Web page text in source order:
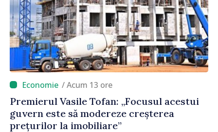
/ Acum 13 ore
Premierul Vasile Tofan: „Focusul acestui
guvern este să modereze creșterea
prețurilor la imobiliare”